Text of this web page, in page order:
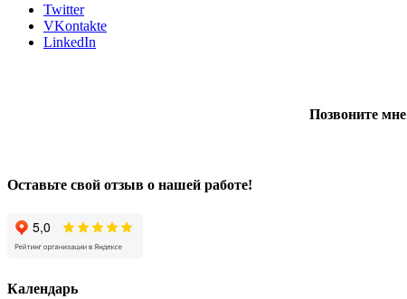
Twitter
VKontakte
LinkedIn
Позвоните
Оставьте свой отзыв о нашей работе!
Календарь